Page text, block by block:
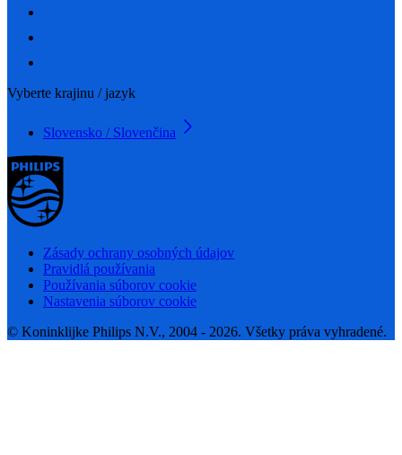
Vyberte krajinu / jazyk
Slovensko / Slovenčina
Zásady ochrany osobných údajov
Pravidlá používania
Používania súborov cookie
Nastavenia súborov cookie
© Koninklijke Philips N.V., 2004 - 2026. Všetky práva vyhradené.